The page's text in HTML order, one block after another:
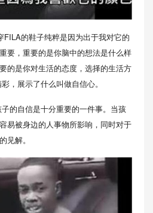
FILA的鞋子纯粹是因为出于我对它的
要，重要的是你脑中的想法是什么样
的是你对生活的态度，选择的生活方
，展示了什么叫做自信心。
的自信是十分重要的一件事。当孩
易被身边的人事物所影响，同时对于
见解。